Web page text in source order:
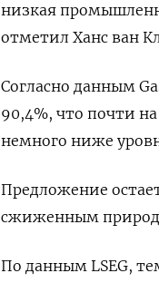
низкая
отметил Ханс ван
Согласно данным
90,4%, что почти
немного ниже
Предложение
сжиженным
По данным LSEG,